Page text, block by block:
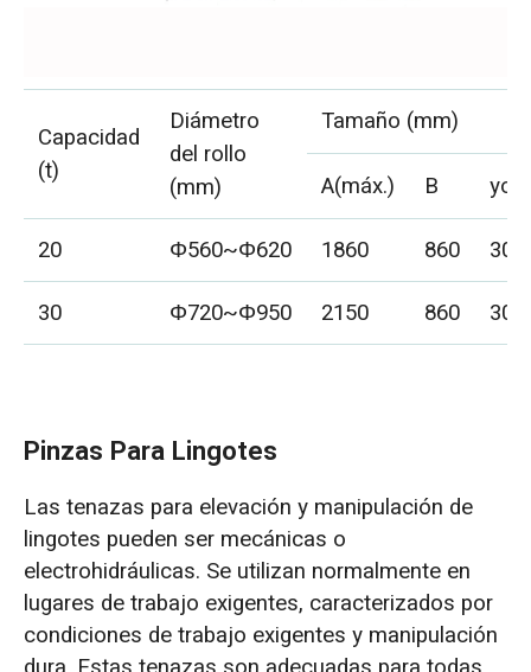
Capacidad
(t)
Diámetro
del rollo
(mm)
Tamaño (mm)
A(máx.)
B
yo
20
Φ560~Φ620 1860 860
30
Φ720~Φ950 2150 860
Pinzas Para Lingotes
Las tenazas para elevación y manipulación de
lingotes pueden ser mecánicas o
electrohidráulicas. Se utilizan normalmente en
lugares de trabajo exigentes, caracterizados por
condiciones de trabajo exigentes y manipulación